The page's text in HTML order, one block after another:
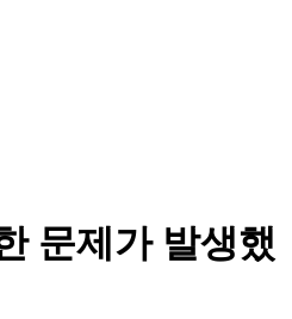
문제가 발생했